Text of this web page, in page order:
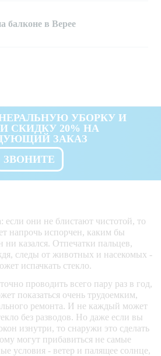
балконе в Верее
УБОРКУ И
СКИДКУ 20% НА
ЗАКАЗ
ЗВОНИТЕ
если они не блистают чистотой, то
напрочь испорчен, каким бы
казался. Отпечатки пальцев,
следы от животных и насекомых -
испачкать стекло.
проводить всего пару раз в год,
показаться очень трудоемким,
ремонта. И не каждый может
без разводов. Но даже если вы
изнутри, то снаружи это сделать
могут прибавиться не самые
условия - ветер и палящее солнце,